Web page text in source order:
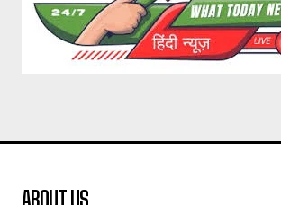
ABOUT US